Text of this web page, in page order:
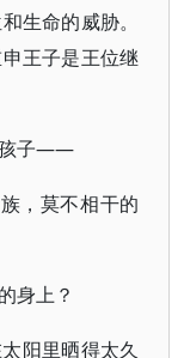
生命的威胁。
王子是王位继
孩子——
，莫不相干的
身上？
阳里晒得太久